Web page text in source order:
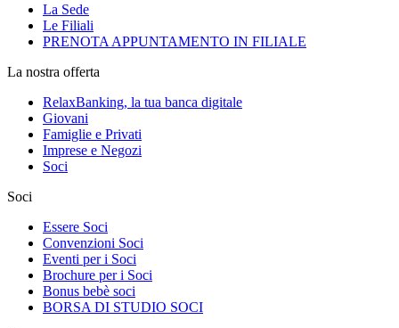
La Sede
Le Filiali
PRENOTA APPUNTAMENTO IN FILIALE
La nostra offerta
RelaxBanking, la tua banca digitale
Giovani
Famiglie e Privati
Imprese e Negozi
Soci
Soci
Essere Soci
Convenzioni Soci
Eventi per i Soci
Brochure per i Soci
Bonus bebè soci
BORSA DI STUDIO SOCI